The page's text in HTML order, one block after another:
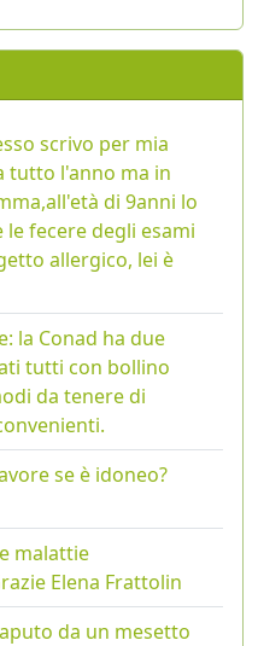
scrivo per mia
tutto l'anno ma in
di 9anni lo
fecere degli esami
allergico, lei è
la Conad ha due
tutti con bollino
da tenere di
se è idoneo?
malattie
Elena Frattolin
da un mesetto